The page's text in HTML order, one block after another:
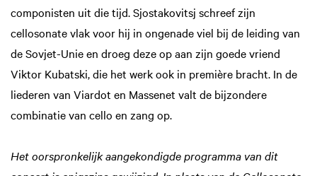
componisten uit die tijd. Sjostakovitsj schreef zijn
cellosonate vlak voor hij in ongenade viel bij de leiding van
de Sovjet-Unie en droeg deze op aan zijn goede vriend
Viktor Kubatski, die het werk ook in première bracht. In de
liederen van Viardot en Massenet valt de bijzondere
combinatie van cello en zang op.
Het oorspronkelijk aangekondigde programma van dit